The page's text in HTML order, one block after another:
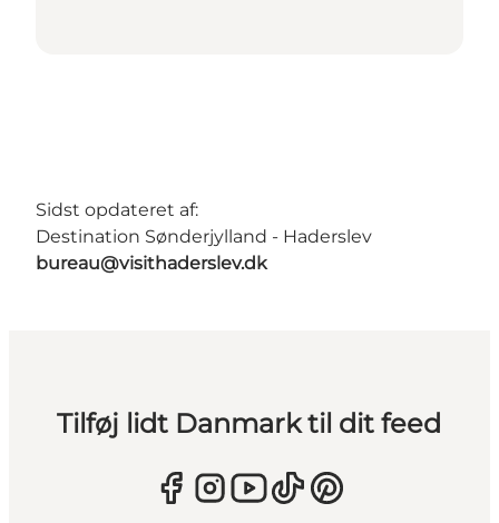
Sidst opdateret af:
Destination Sønderjylland - Haderslev
bureau@visithaderslev.dk
Tilføj lidt Danmark til dit feed